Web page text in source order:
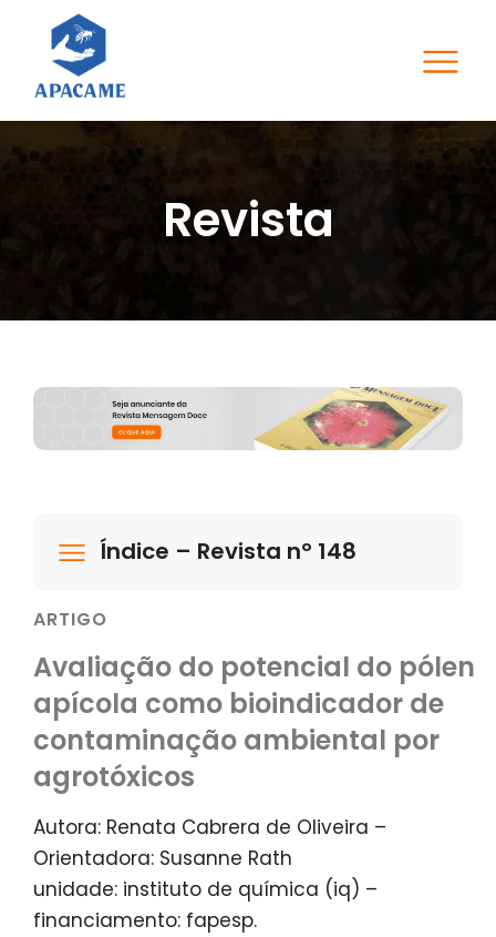
Revista
Índice – Revista nº 148
ARTIGO
Avaliação do potencial do pólen
apícola como bioindicador de
contaminação ambiental por
agrotóxicos
Autora: Renata Cabrera de Oliveira –
Orientadora: Susanne Rath
unidade: instituto de química (iq) –
financiamento: fapesp.